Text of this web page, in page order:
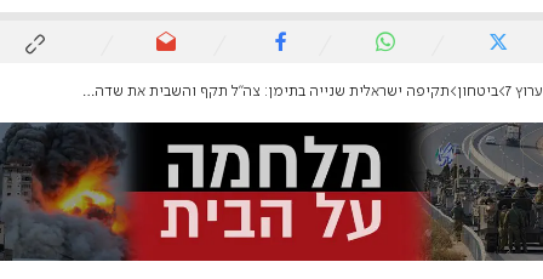
ערוץ 7 ביטחון תקיפה ישראלית שנייה בתימן: צה"ל תקף והשבית את שדה התעופה בצנעא